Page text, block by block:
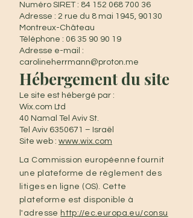
Numéro SIRET : 84 152 068 700 36
Adresse : 2 rue du 8 mai 1945, 90130
Montreux-Château
Téléphone : 06 35 90 90 19
Adresse e-mail :
carolineherrmann@proton.me
Hébergement du site
Le site est hébergé par :
Wix.com Ltd
40 Namal Tel Aviv St.
Tel Aviv 6350671 – Israël
Site web : www.wix.com
La Commission européenne fournit
une plateforme de règlement des
litiges en ligne (OS). Cette
plateforme est disponible à
l'adresse http://ec.europa.eu/consu